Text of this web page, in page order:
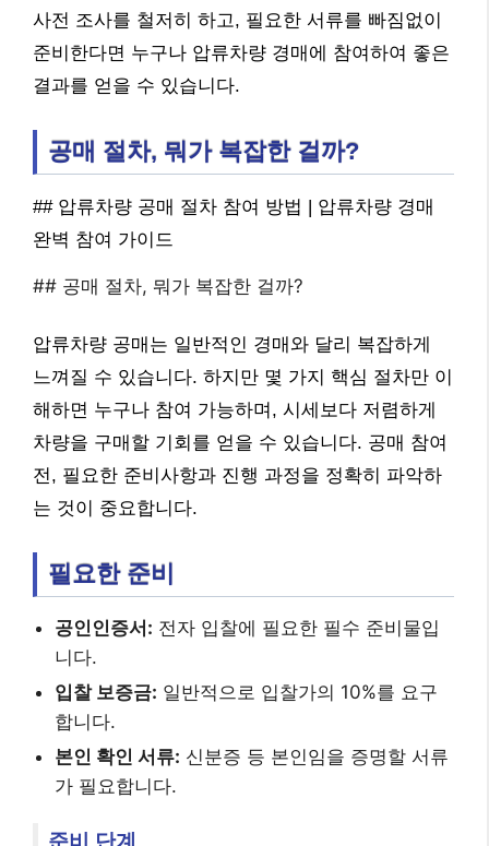
사전 조사를 철저히 하고, 필요한 서류를 빠짐없이
준비한다면 누구나 압류차량 경매에 참여하여 좋은
결과를 얻을 수 있습니다.
공매 절차, 뭐가 복잡한 걸까?
## 압류차량 공매 절차 참여 방법 | 압류차량 경매
완벽 참여 가이드
## 공매 절차, 뭐가 복잡한 걸까?
압류차량 공매는 일반적인 경매와 달리 복잡하게
느껴질 수 있습니다. 하지만 몇 가지 핵심 절차만 이
해하면 누구나 참여 가능하며, 시세보다 저렴하게
차량을 구매할 기회를 얻을 수 있습니다. 공매 참여
전, 필요한 준비사항과 진행 과정을 정확히 파악하
는 것이 중요합니다.
필요한 준비
공인인증서: 전자 입찰에 필요한 필수 준비물입
니다.
입찰 보증금: 일반적으로 입찰가의 10%를 요구
합니다.
본인 확인 서류: 신분증 등 본인임을 증명할 서류
가 필요합니다.
준비 단계